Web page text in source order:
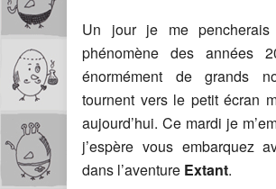
Un jour je me
phénomène des années
énormément de grands
tournent vers le petit écran
aujourd’hui. Ce mardi je
j’espère vous embarquez
dans l’aventure Extant.